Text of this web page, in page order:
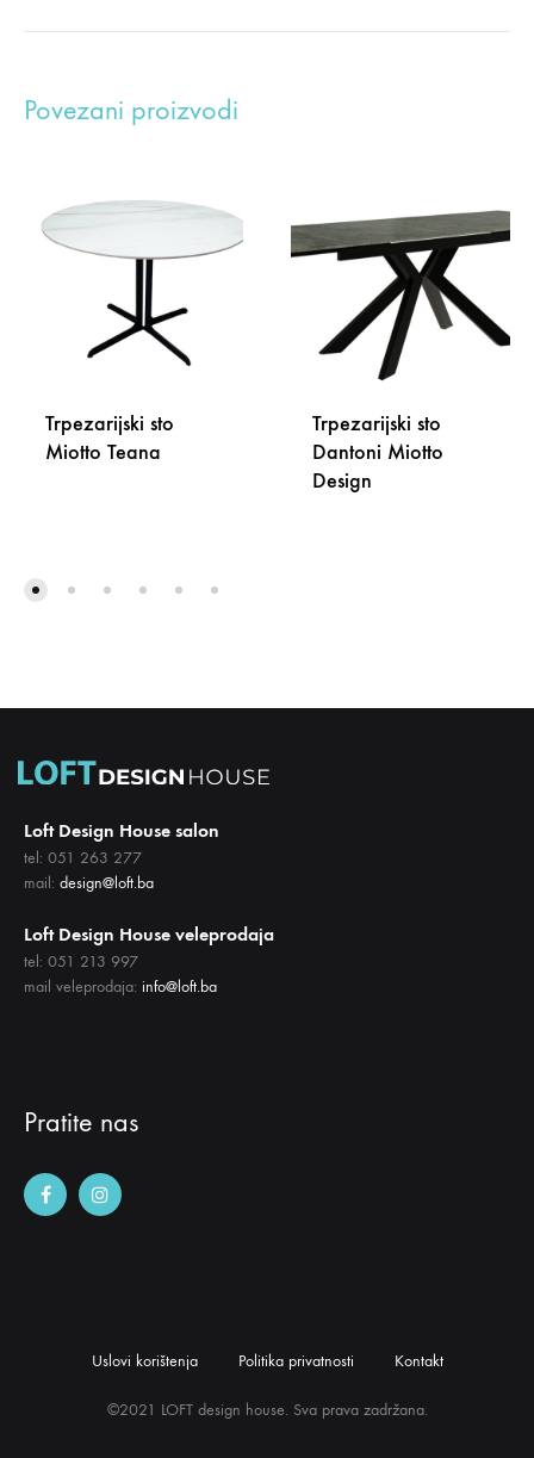
LISTU
Povezani proizvodi
Trpezarijski sto
Miotto Teana
Trpezarijski sto
Dantoni Miotto
Design
Loft Design House salon
tel: 051 263 277
mail: design@loft.ba
Loft Design House veleprodaja
tel: 051 213 997
mail veleprodaja: info@loft.ba
Pratite nas
©2021 LOFT design house. Sva prava zadržana.
Uslovi korištenja Politika privatnosti Kontakt